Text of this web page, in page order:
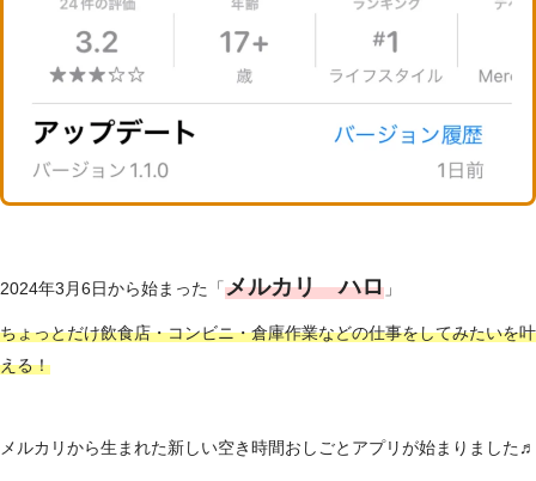
2024年3月6日から始まった「メルカリ ハロ 」
ちょっとだけ飲食店・コンビニ・倉庫作業などの仕事をしてみたいを叶
える！
メルカリから生まれた新しい空き時間おしごとアプリが始まりました♬